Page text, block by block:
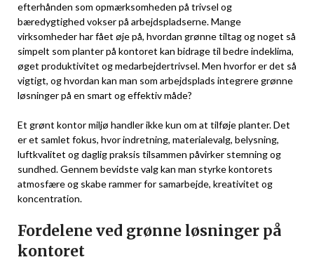
efterhånden som opmærksomheden på trivsel og
bæredygtighed vokser på arbejdspladserne. Mange
virksomheder har fået øje på, hvordan grønne tiltag og noget så
simpelt som planter på kontoret kan bidrage til bedre indeklima,
øget produktivitet og medarbejdertrivsel. Men hvorfor er det så
vigtigt, og hvordan kan man som arbejdsplads integrere grønne
løsninger på en smart og effektiv måde?
Et grønt kontor miljø handler ikke kun om at tilføje planter. Det
er et samlet fokus, hvor indretning, materialevalg, belysning,
luftkvalitet og daglig praksis tilsammen påvirker stemning og
sundhed. Gennem bevidste valg kan man styrke kontorets
atmosfære og skabe rammer for samarbejde, kreativitet og
koncentration.
Fordelene ved grønne løsninger på
kontoret